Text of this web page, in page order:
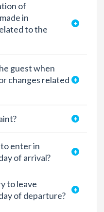
of
in
to the
guest when
changes related
enter in
of arrival?
to leave
of departure?